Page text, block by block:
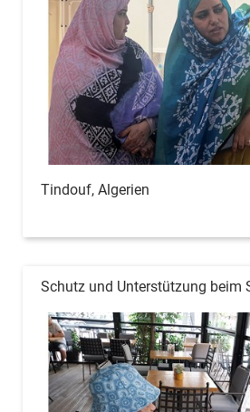
Tindouf, Algerien
Schutz und Unterstützung beim